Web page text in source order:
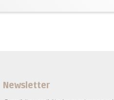
Newsletter